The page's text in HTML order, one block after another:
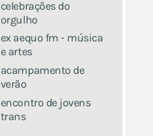
celebrações do
orgulho
ex aequo fm - música
e artes
acampamento de
verão
encontro de jovens
trans